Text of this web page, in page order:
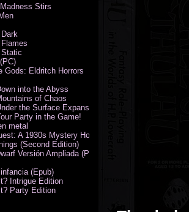
Stirs
Gods: Eldritch Horrors
into the Abyss
of Chaos
the Surface Expansion
Party in the Game!
metal
A 1930s Mystery Horror Adventure RPG
(Second Edition)
Versión Ampliada (PDF)
(Epub)
Intrigue Edition
Party Edition